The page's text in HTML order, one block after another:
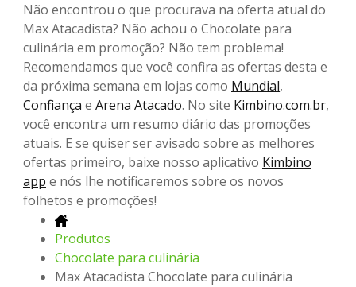
Não encontrou o que procurava na oferta atual do
Max Atacadista? Não achou o Chocolate para
culinária em promoção? Não tem problema!
Recomendamos que você confira as ofertas desta e
da próxima semana em lojas como Mundial,
Confiança e Arena Atacado. No site Kimbino.com.br,
você encontra um resumo diário das promoções
atuais. E se quiser ser avisado sobre as melhores
ofertas primeiro, baixe nosso aplicativo Kimbino
app e nós lhe notificaremos sobre os novos
folhetos e promoções!
Produtos
Chocolate para culinária
Max Atacadista Chocolate para culinária